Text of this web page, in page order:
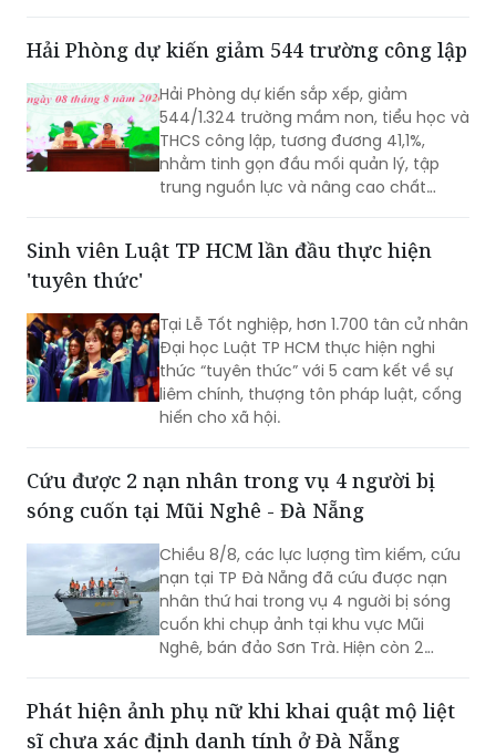
đến việc đổ, chôn lấp trái phép hơn
400 tấn bê tông thải ra môi trường.
Hải Phòng dự kiến giảm 544 trường công lập
Hải Phòng dự kiến sắp xếp, giảm
544/1.324 trường mầm non, tiểu học và
THCS công lập, tương đương 41,1%,
nhằm tinh gọn đầu mối quản lý, tập
trung nguồn lực và nâng cao chất
Sinh viên Luật TP HCM lần đầu thực hiện
'tuyên thức'
Tại Lễ Tốt nghiệp, hơn 1.700 tân cử nhân
Đại học Luật TP HCM thực hiện nghi
thức “tuyên thức” với 5 cam kết về sự
liêm chính, thượng tôn pháp luật, cống
hiến cho xã hội.
Cứu được 2 nạn nhân trong vụ 4 người bị
sóng cuốn tại Mũi Nghê - Đà Nẵng
Chiều 8/8, các lực lượng tìm kiếm, cứu
nạn tại TP Đà Nẵng đã cứu được nạn
nhân thứ hai trong vụ 4 người bị sóng
cuốn khi chụp ảnh tại khu vực Mũi
Nghê, bán đảo Sơn Trà. Hiện còn 2
Phát hiện ảnh phụ nữ khi khai quật mộ liệt
sĩ chưa xác định danh tính ở Đà Nẵng